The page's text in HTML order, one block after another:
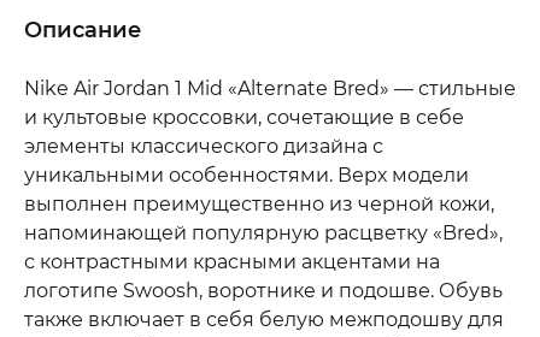
Описание
Nike Air Jordan 1 Mid «Alternate Bred» — стильные
и культовые кроссовки, сочетающие в себе
элементы классического дизайна с
уникальными особенностями. Верх модели
выполнен преимущественно из черной кожи,
напоминающей популярную расцветку «Bred»,
с контрастными красными акцентами на
логотипе Swoosh, воротнике и подошве. Обувь
также включает в себя белую межподошву для